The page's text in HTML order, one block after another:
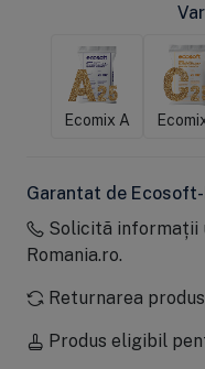
Ecomix A
Garantat de
Solicită informații
Romania.ro.
Returnarea
Produs eligibil